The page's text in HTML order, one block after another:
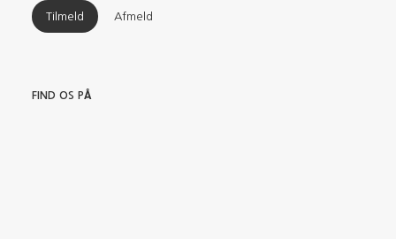
Tilmeld Afmeld
FIND OS PÅ